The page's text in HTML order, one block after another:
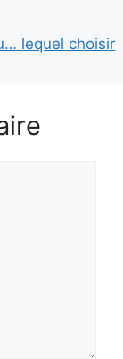
lequel choisir